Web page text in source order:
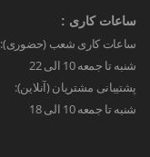
ساعات کاری :
ساعات کاری شعب (حضوری):
شنبه تا جمعه 10 الی 22
پشتیبانی مشتریان (آنلاین):
شنبه تا جمعه 10 الی 18